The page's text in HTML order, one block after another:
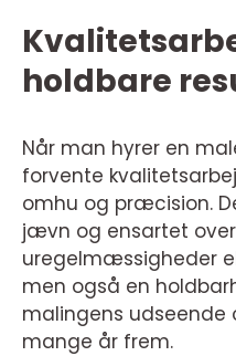
holdbare
Når man hyrer en
forvente
omhu og præcision.
jævn og ensartet
uregelmæssigheder
men også en
malingens udseende
mange år frem.